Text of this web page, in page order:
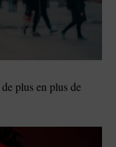
plus en plus de